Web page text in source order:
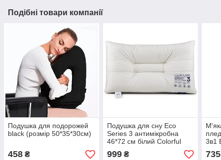
Подібні товари компанії
Подушка для подорожей
black (розмір 50*35*30cм)
458 ₴
Подушка для сну Eco
Series 3 антимікробна
46*72 см білий Colorful
Home 014-12-40
999₴
3в1
735